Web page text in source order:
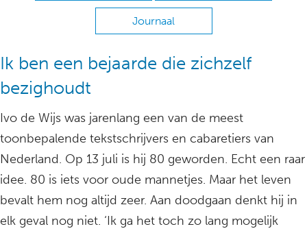
Journaal
Ik ben een bejaarde die zichzelf
bezighoudt
Ivo de Wijs was jarenlang een van de meest
toonbepalende tekstschrijvers en cabaretiers van
Nederland. Op 13 juli is hij 80 geworden. Echt een raar
idee. 80 is iets voor oude mannetjes. Maar het leven
bevalt hem nog altijd zeer. Aan doodgaan denkt hij in
elk geval nog niet. ‘Ik ga het toch zo lang mogelijk